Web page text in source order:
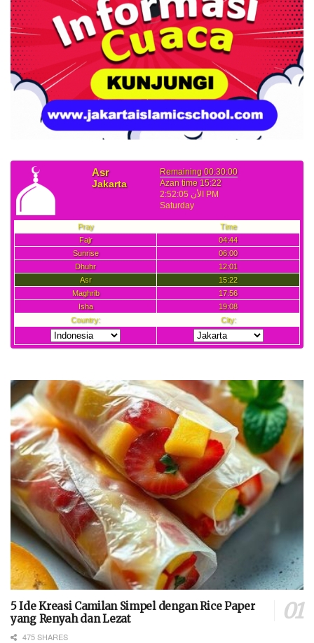
5 Ide Kreasi Camilan Simpel dengan Rice Paper
yang Renyah dan Lezat
475 SHARES